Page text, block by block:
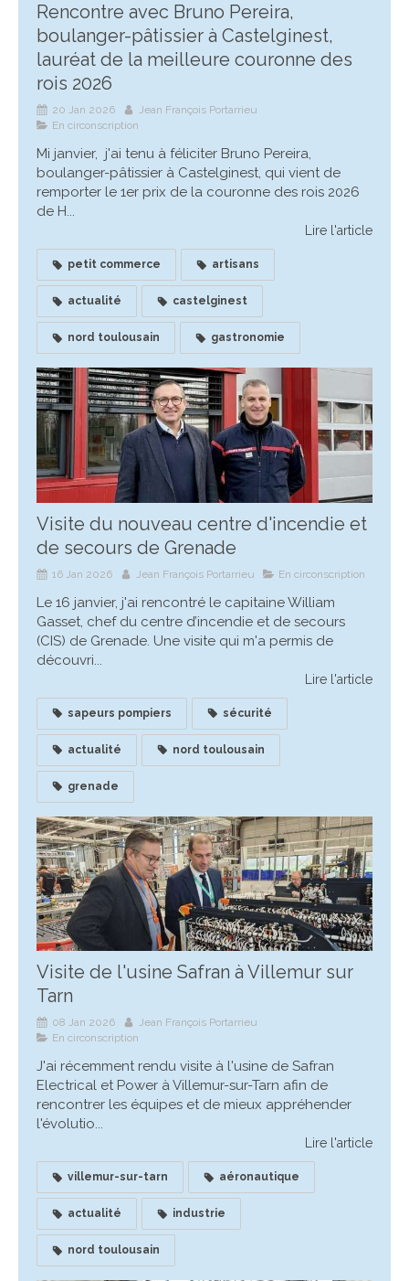
Rencontre avec Bruno Pereira,
boulanger-pâtissier à Castelginest,
lauréat de la meilleure couronne des
rois 2026
20 Jan 2026
Jean François Portarrieu
En circonscription
Mi janvier, j'ai tenu à féliciter Bruno Pereira,
boulanger-pâtissier à Castelginest, qui vient de
remporter le 1er prix de la couronne des rois 2026
de H...
Lire l'article
petit commerce artisans
actualité castelginest
nord toulousain gastronomie
Visite du nouveau centre d'incendie et
de secours de Grenade
16 Jan 2026 Jean François Portarrieu En circonscription
Le 16 janvier, j'ai rencontré le capitaine William
Gasset, chef du centre d’incendie et de secours
(CIS) de Grenade. Une visite qui m'a permis de
découvri...
Lire l'article
sapeurs pompiers sécurité
actualité nord toulousain
grenade
Visite de l'usine Safran à Villemur sur
Tarn
08 Jan 2026
Jean François Portarrieu
En circonscription
J'ai récemment rendu visite à l'usine de Safran
Electrical et Power à Villemur-sur-Tarn afin de
rencontrer les équipes et de mieux appréhender
l'évolutio...
Lire l'article
villemur-sur-tarn aéronautique
actualité industrie
nord toulousain